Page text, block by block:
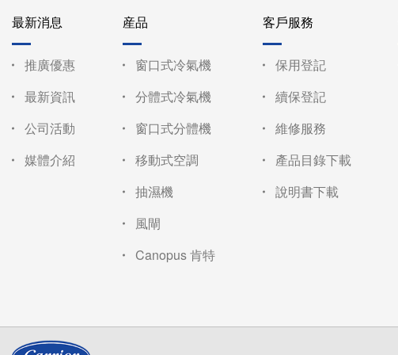
最新消息
推廣優惠
最新資訊
公司活動
媒體介紹
産品
窗口式冷氣機
分體式冷氣機
窗口式分體機
移動式空調
抽濕機
風閘
Canopus 肯特
客戶服務
保用登記
續保登記
維修服務
產品目錄下載
說明書下載